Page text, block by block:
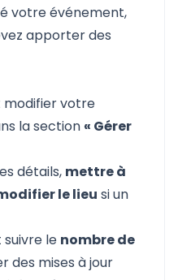
votre événement,
apporter des
modifier votre
la section « Gérer
détails, mettre à
le lieu si un
le nombre de
des mises à jour